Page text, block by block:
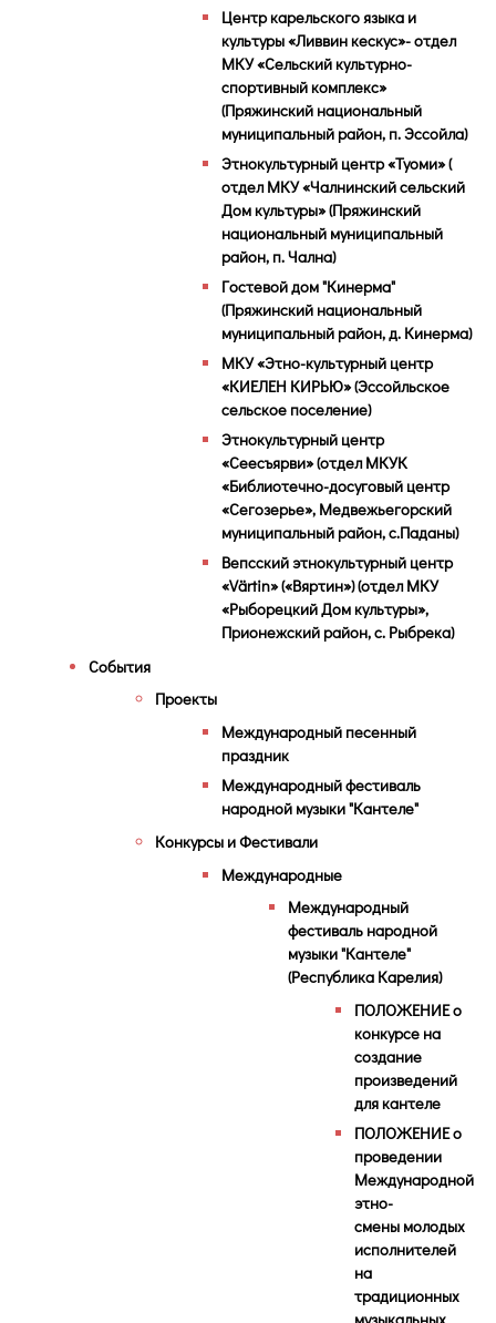
Центр карельского языка и
культуры «Ливвин кескус»- отдел
МКУ «Сельский культурно-
спортивный комплекс»
(Пряжинский национальный
муниципальный район, п. Эссойла)
Этнокультурный центр «Туоми» (
отдел МКУ «Чалнинский сельский
Дом культуры» (Пряжинский
национальный муниципальный
район, п. Чална)
Гостевой дом "Кинерма"
(Пряжинский национальный
муниципальный район, д. Кинерма)
МКУ «Этно-культурный центр
«КИЕЛЕН КИРЬЮ» (Эссойльское
сельское поселение)
Этнокультурный центр
«Сеесъярви» (отдел МКУК
«Библиотечно-досуговый центр
«Сегозерье», Медвежьегорский
муниципальный район, с.Паданы)
Вепсский этнокультурный центр
«Värtin» («Вяртин») (отдел МКУ
«Рыборецкий Дом культуры»,
Прионежский район, с. Рыбрека)
События
Проекты
Международный песенный
праздник
Международный фестиваль
народной музыки "Кантеле"
Конкурсы и Фестивали
Международные
Международный
фестиваль народной
музыки "Кантеле"
(Республика Карелия)
ПОЛОЖЕНИЕ о
конкурсе на
создание
произведений
для кантеле
ПОЛОЖЕНИЕ о
проведении
Международной
этно-
смены молодых
исполнителей
на
традиционных
музыкальных